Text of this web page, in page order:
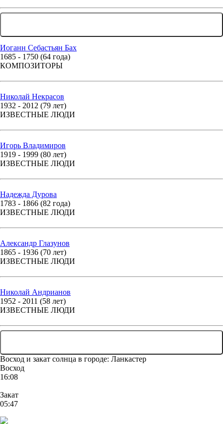
Иоганн Себастьян Бах
1685 - 1750 (64 года)
КОМПОЗИТОРЫ
Николай Некрасов
1932 - 2012 (79 лет)
ИЗВЕСТНЫЕ ЛЮДИ
Игорь Владимиров
1919 - 1999 (80 лет)
ИЗВЕСТНЫЕ ЛЮДИ
Надежда Дурова
1783 - 1866 (82 года)
ИЗВЕСТНЫЕ ЛЮДИ
Александр Глазунов
1865 - 1936 (70 лет)
ИЗВЕСТНЫЕ ЛЮДИ
Николай Андрианов
1952 - 2011 (58 лет)
ИЗВЕСТНЫЕ ЛЮДИ
Восход и закат солнца в городе: Ланкастер
Восход
16:08
Закат
05:47